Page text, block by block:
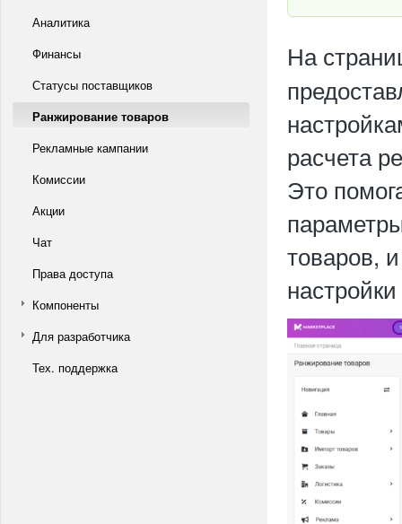
Аналитика
Финансы
Статусы поставщиков
Ранжирование товаров
Рекламные кампании
Комиссии
Акции
Чат
Права доступа
Компоненты
Для разработчика
Тех. поддержка
На
расчета
Это
товаров,